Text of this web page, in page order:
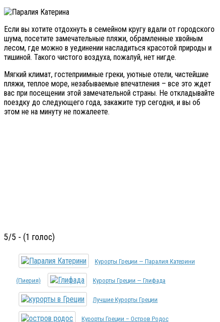
Если вы хотите отдохнуть в семейном кругу вдали от городского
шума, посетите замечательные пляжи, обрамленные хвойным
лесом, где можно в уединении насладиться красотой природы и
тишиной. Такого чистого воздуха, пожалуй, нет нигде.
Мягкий климат, гостеприимные греки, уютные отели, чистейшие
пляжи, теплое море, незабываемые впечатления – все это ждет
вас при посещении этой замечательной страны. Не откладывайте
поездку до следующего года, закажите тур сегодня, и вы об
этом не на минуту не пожалеете.
5/5 - (1 голос)
Курорты Греции — Паралия Катерини
(Пиерия) Курорты Греции — Глифада
Лучшие Курорты Греции
Курорты Греции – Остров Родос